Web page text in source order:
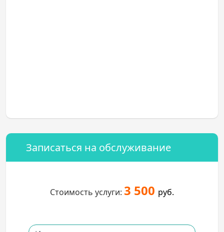
Записаться на обслуживание
Стоимость услуги: 3 500 руб.